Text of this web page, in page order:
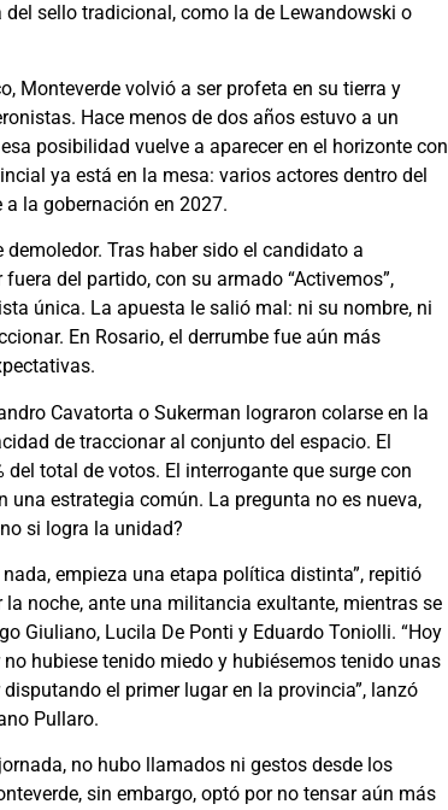
sello tradicional, como la de Lewandowski o
Monteverde volvió a ser profeta en su tierra y
Hace menos de dos años estuvo a un
posibilidad vuelve a aparecer en el horizonte con
ya está en la mesa: varios actores dentro del
la gobernación en 2027.
Tras haber sido el candidato a
del partido, con su armado “Activemos”,
única. La apuesta le salió mal: ni su nombre, ni
En Rosario, el derrumbe fue aún más
Cavatorta o Sukerman lograron colarse en la
de traccionar al conjunto del espacio. El
total de votos. El interrogante que surge con
estrategia común. La pregunta no es nueva,
si logra la unidad?
empieza una etapa política distinta”, repitió
noche, ante una militancia exultante, mientras se
Giuliano, Lucila De Ponti y Eduardo Toniolli. “Hoy
hubiese tenido miedo y hubiésemos tenido unas
el primer lugar en la provincia”, lanzó
Pullaro.
no hubo llamados ni gestos desde los
sin embargo, optó por no tensar aún más